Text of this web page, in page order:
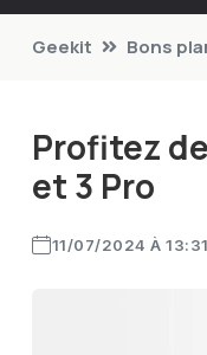
Geekit Bons
Profitez
et 3 Pro
11/07/2024 À 13:31